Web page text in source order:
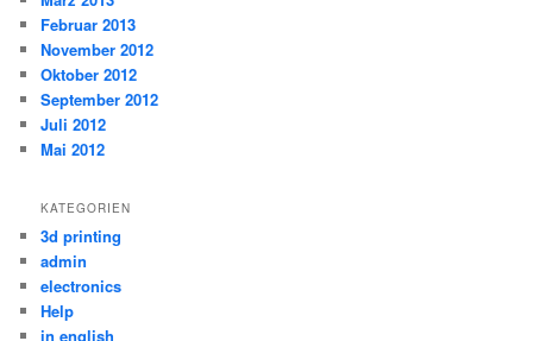
Februar 2013
November 2012
Oktober 2012
September 2012
Juli 2012
Mai 2012
KATEGORIEN
3d printing
admin
electronics
Help
in english